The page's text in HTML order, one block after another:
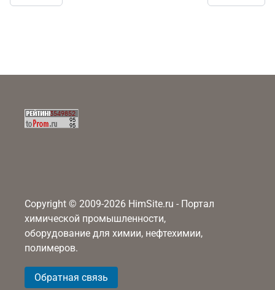
Copyright © 2009-2026 HimSite.ru - Портал
химической промышленности,
оборудование для химии, нефтехимии,
полимеров.
Обратная связь